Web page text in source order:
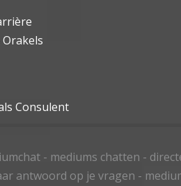
Consulent
- mediums chatten -
antwoord op je vragen -